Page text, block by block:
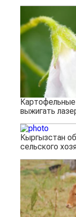
выжигать
Кыргызстан
сельского